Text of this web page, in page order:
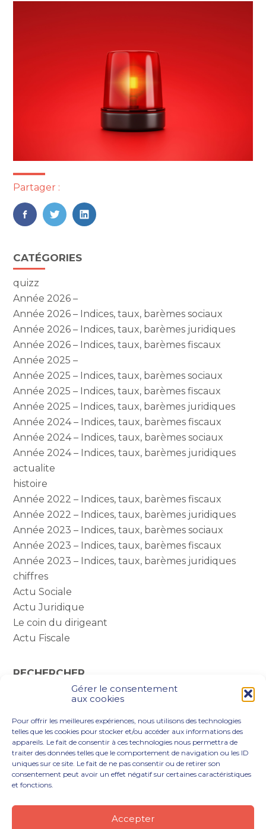
Gérer le consentement
aux cookies
Pour offrir les meilleures expériences, nous utilisons des technologies
telles que les cookies pour stocker et/ou accéder aux informations des
appareils. Le fait de consentir à ces technologies nous permettra de
traiter des données telles que le comportement de navigation ou les ID
uniques sur ce site. Le fait de ne pas consentir ou de retirer son
consentement peut avoir un effet négatif sur certaines caractéristiques
et fonctions.
Accepter
Partager :
FaceBook
TwitterLinkedIn
Blog
sidebar
CATÉGORIES
quizz
Année 2026 –
Année 2026 – Indices, taux, barèmes sociaux
Année 2026 – Indices, taux, barèmes juridiques
Année 2026 – Indices, taux, barèmes fiscaux
Année 2025 –
Année 2025 – Indices, taux, barèmes sociaux
Année 2025 – Indices, taux, barèmes fiscaux
Année 2025 – Indices, taux, barèmes juridiques
Année 2024 – Indices, taux, barèmes fiscaux
Année 2024 – Indices, taux, barèmes sociaux
Année 2024 – Indices, taux, barèmes juridiques
actualite
histoire
Année 2022 – Indices, taux, barèmes fiscaux
Année 2022 – Indices, taux, barèmes juridiques
Année 2023 – Indices, taux, barèmes sociaux
Année 2023 – Indices, taux, barèmes fiscaux
Année 2023 – Indices, taux, barèmes juridiques
chiffres
Actu Sociale
Actu Juridique
Le coin du dirigeant
Actu Fiscale
RECHERCHER
Rechercher :
Principale
NOS OUTILS DIGITAUX
NOTRE CABINET